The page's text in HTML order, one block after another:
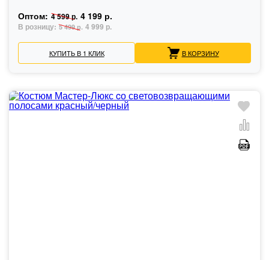
Оптом: 4 599 р. 4 199 р.
В розницу: 5 499 р. 4 999 р.
КУПИТЬ В 1 КЛИК В КОРЗИНУ